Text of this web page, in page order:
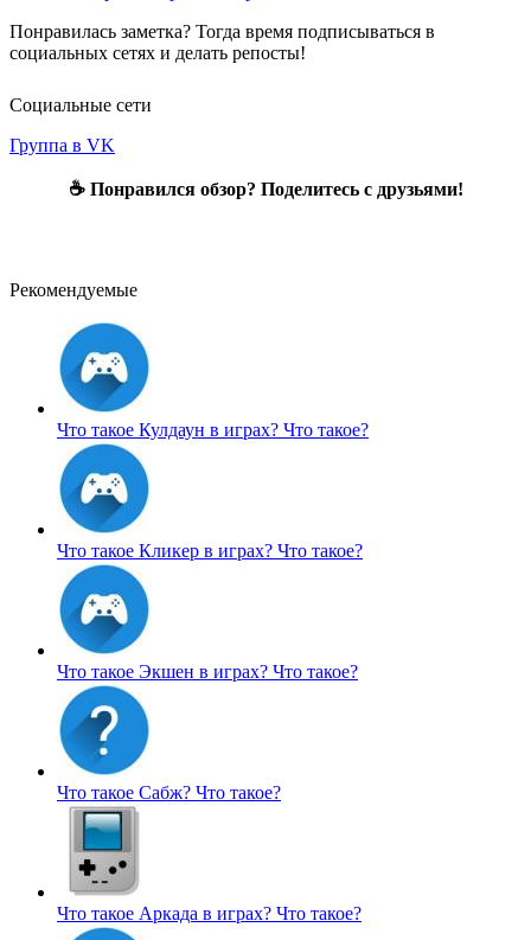
Понравилась заметка? Тогда время подписываться в
социальных сетях и делать репосты!
Социальные сети
Группа в VK
☕ Понравился обзор? Поделитесь с друзьями!
Рекомендуемые
Что такое Кулдаун в играх? Что такое?
Что такое Кликер в играх? Что такое?
Что такое Экшен в играх? Что такое?
Что такое Сабж? Что такое?
Что такое Аркада в играх? Что такое?